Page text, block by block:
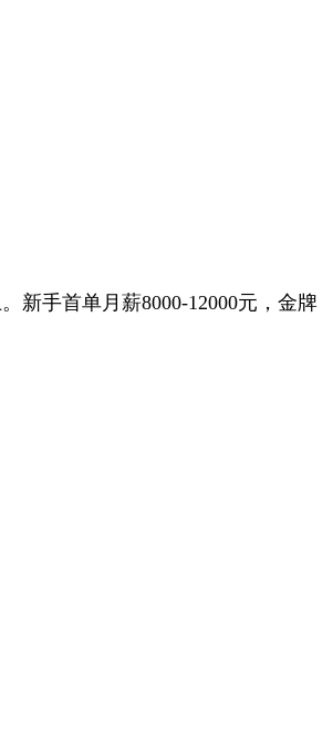
手首单月薪8000-12000元，金牌